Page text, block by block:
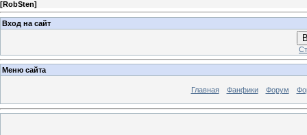
[RobSten]
Вход на сайт
Меню сайта
Главная Фанфики Форум